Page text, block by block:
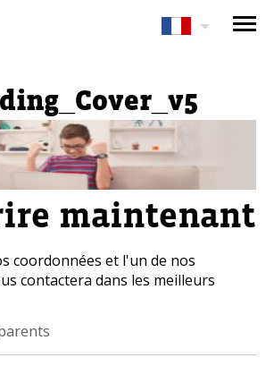
maintenant
coordonnées et l'un de nos
contactera dans les meilleurs
d'aide pour
et nous vous
peu.
parent